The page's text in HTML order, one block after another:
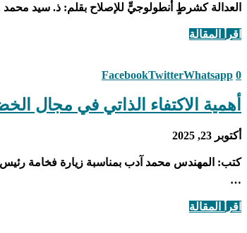
العدالة كشرطٍ أنطولوجيٍّ للإصلاح بقلم: ذ. سيد
اقرأ المقالة
0
FacebookTwitterWhatsapp
أهمية الاكتفاء الذاتي في مجال
أكتوبر 23, 2025
كتب: المهندس محمد آدب بمناسبة زيارة فخامة رئيس
…
اقرأ المقالة